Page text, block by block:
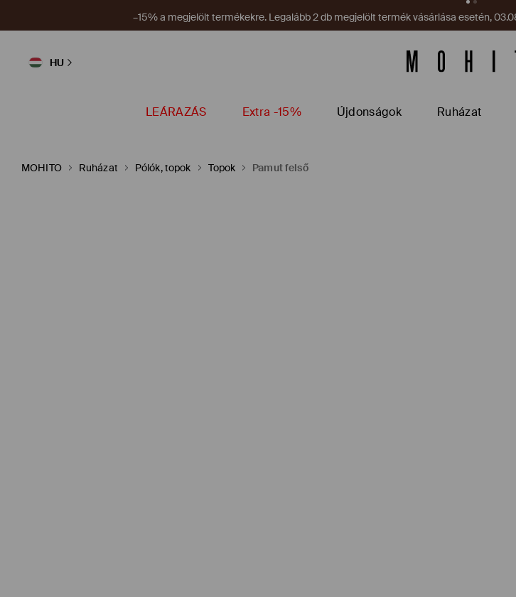
Új kupon vár az alkalmazásban! Szerezd meg most!
HU
LEÁRAZÁS Extra -15% Újdonságok Ruházat
MOHITO Ruházat Pólók, topok Topok Pamut felső